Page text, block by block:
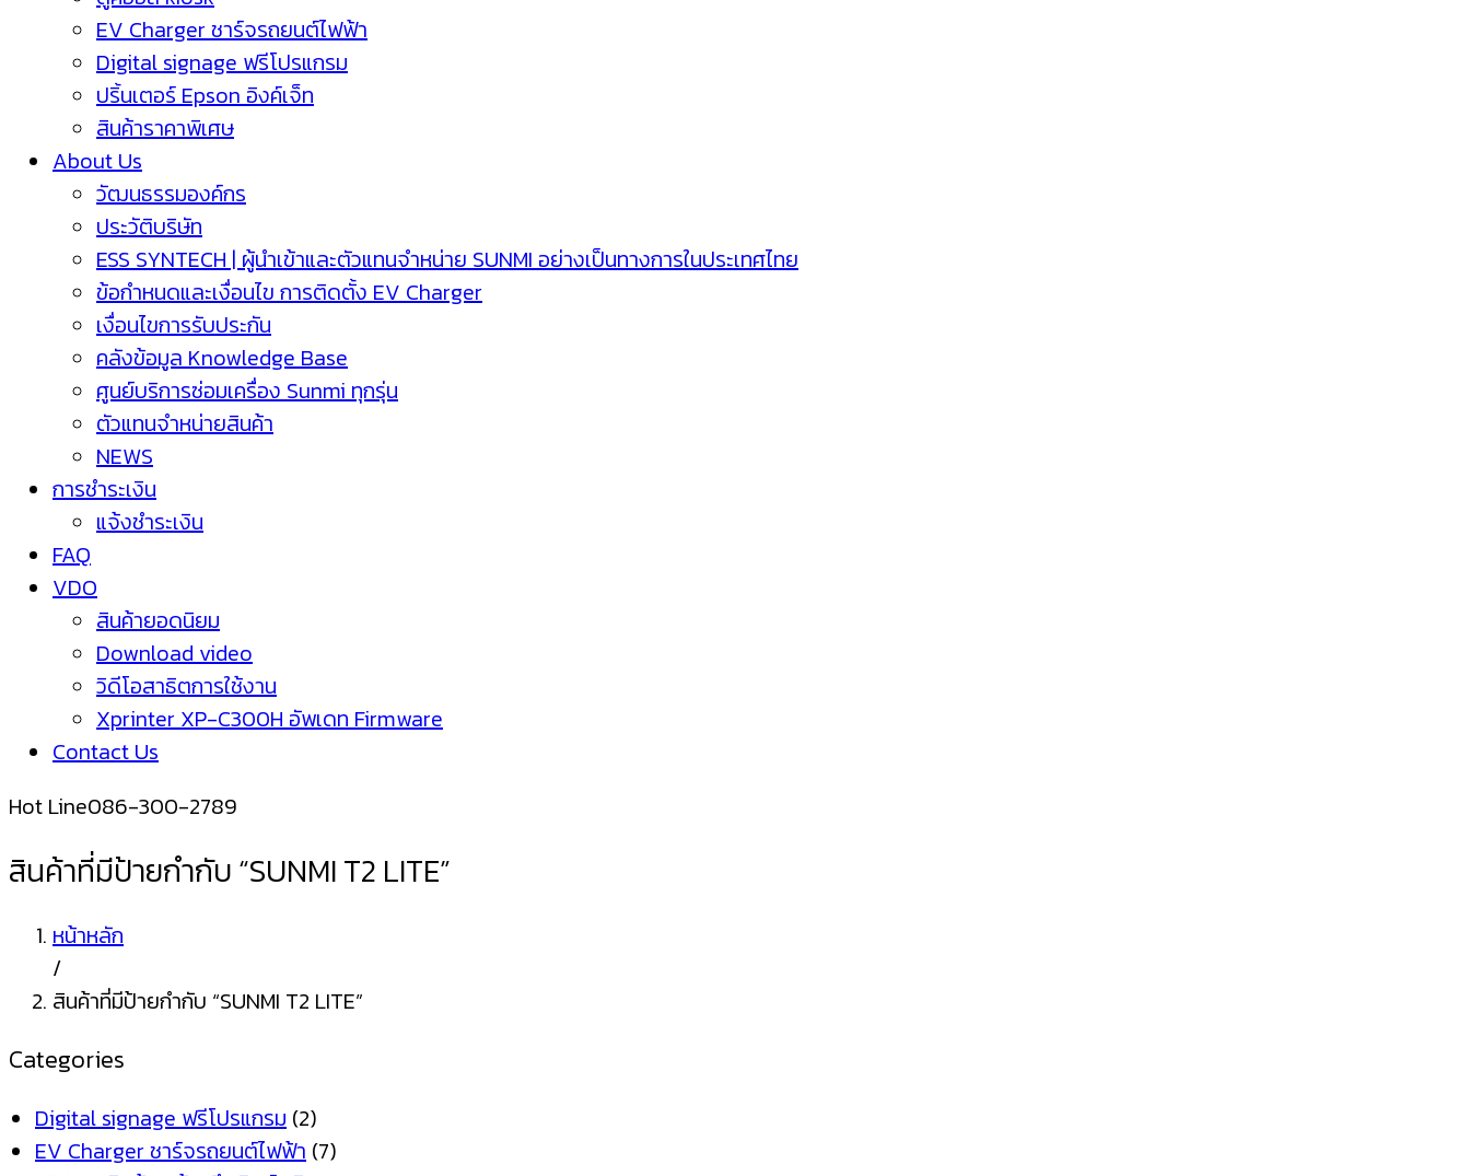
EV Charger ชาร์จรถยนต์ไฟฟ้า
Digital signage ฟรีโปรแกรม
ปริ้นเตอร์ Epson อิงค์เจ็ท
สินค้าราคาพิเศษ
About Us
วัฒนธรรมองค์กร
ประวัติบริษัท
ESS SYNTECH | ผู้นำเข้าและตัวแทนจำหน่าย SUNMI อย่างเป็นทางการในประเทศไทย
ข้อกำหนดและเงื่อนไข การติดตั้ง EV Charger
เงื่อนไขการรับประกัน
คลังข้อมูล Knowledge Base
ศูนย์บริการซ่อมเครื่อง Sunmi ทุกรุ่น
ตัวแทนจำหน่ายสินค้า
NEWS
การชำระเงิน
แจ้งชำระเงิน
FAQ
VDO
สินค้ายอดนิยม
Download video
วิดีโอสาธิตการใช้งาน
Xprinter XP-C300H อัพเดท Firmware
Contact Us
Hot Line086-300-2789
สินค้าที่มีป้ายกำกับ “SUNMI T2 LITE”
หน้าหลัก
/
สินค้าที่มีป้ายกำกับ “SUNMI T2 LITE”
Categories
Digital signage ฟรีโปรแกรม (2)
EV Charger ชาร์จรถยนต์ไฟฟ้า (7)